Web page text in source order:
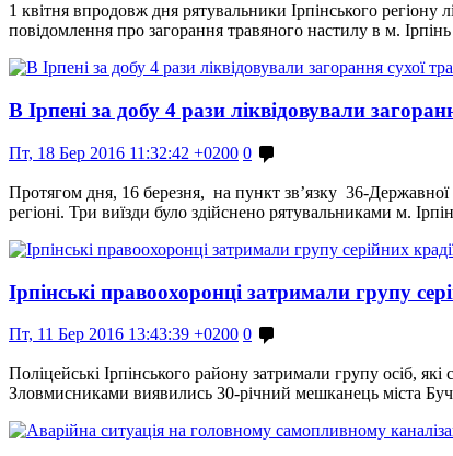
1 квітня впродовж дня рятувальники Ірпінського
повідомлення про загорання травяного настилу в м.
В Ірпені за добу 4 рази ліквідовували
Пт, 18 Бер 2016 11:32:42 +0200 0
Протягом дня, 16 березня, на пункт зв’язку 36-
регіоні. Три виїзди було здійснено рятувальниками м.
Ірпінські правоохоронці затримали групу
Пт, 11 Бер 2016 13:43:39 +0200 0
Поліцейські Ірпінського району затримали групу осіб,
Зловмисниками виявились 30-річний мешканець міста